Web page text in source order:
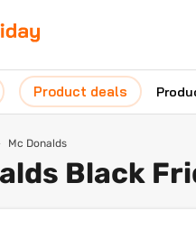
Product deals
Mc Donalds
Black